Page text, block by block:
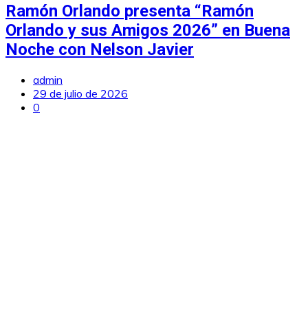
Ramón Orlando presenta “Ramón
Orlando y sus Amigos 2026” en Buena
Noche con Nelson Javier
admin
29 de julio de 2026
0